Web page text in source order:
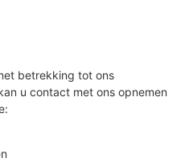
betrekking tot ons
u contact met ons opnemen